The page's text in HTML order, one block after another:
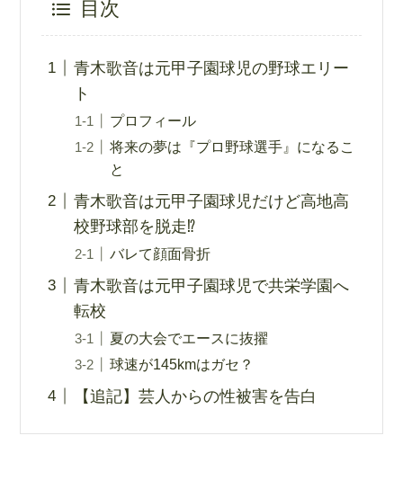
目次
青木歌音は元甲子園球児の野球エリー
ト
プロフィール
将来の夢は『プロ野球選手』になるこ
と
青木歌音は元甲子園球児だけど高地高
校野球部を脱走⁉︎
バレて顔面骨折
青木歌音は元甲子園球児で共栄学園へ
転校
夏の大会でエースに抜擢
球速が145kmはガセ？
【追記】芸人からの性被害を告白